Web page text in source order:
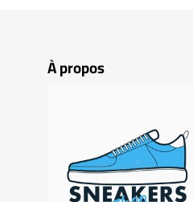
À propos